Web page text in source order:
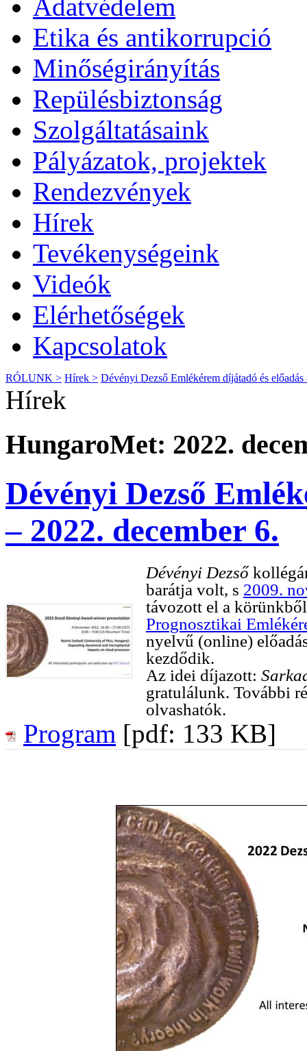
Adatvédelem
Etika és antikorrupció
Minőségirányítás
Repülésbiztonság
Szolgáltatásaink
Pályázatok, projektek
Rendezvények
Hírek
Tevékenységeink
Videók
Elérhetőségek
Kapcsolatok
RÓLUNK > Hírek > Dévényi Dezső Emlékérem díjátadó és
Hírek
HungaroMet: 2022.
Dévényi Dezső
– 2022. december 6.
Dévényi Dezső
barátja volt, s 2009.
távozott el a
Prognosztikai
nyelvű (online)
kezdődik.
Az idei díjazott:
gratulálunk. További
olvashatók.
Program [pdf: 133 KB]